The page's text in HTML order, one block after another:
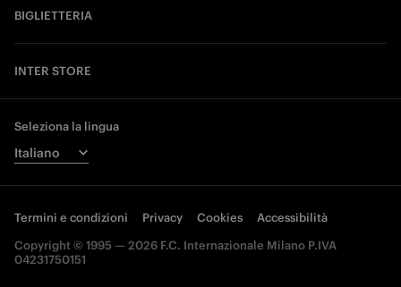
BIGLIETTERIA
INTER STORE
Seleziona la lingua
Termini e condizioni Privacy Cookies
Accessibilità
Copyright © 1995 — 2026 F.C. Internazionale Milano P.IVA
04231750151